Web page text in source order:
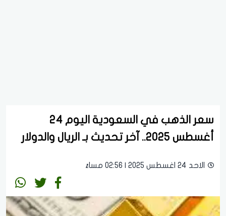
سعر الذهب في السعودية اليوم 24
أغسطس 2025.. آخر تحديث بـ الريال والدولار
الاحد 24 اغسطس 2025 | 02:56 مساءً